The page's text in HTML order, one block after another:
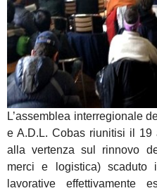
L’assemblea interregionale
e A.D.L. Cobas riunitisi il
alla vertenza sul rinnovo
merci e logistica) scaduto
lavorative effettivamente